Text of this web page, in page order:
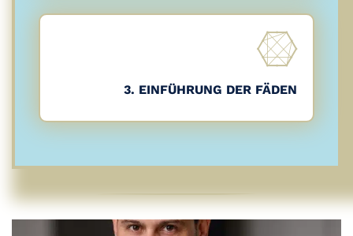
3. EINFÜHRUNG DER FÄDEN